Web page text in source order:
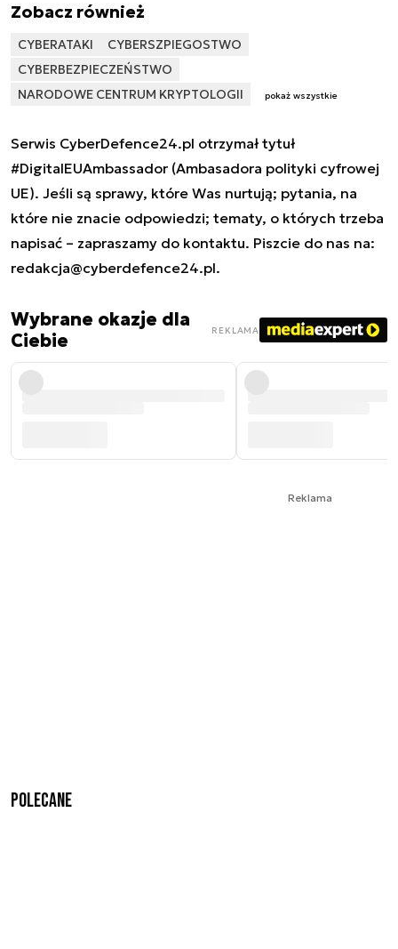
Zobacz również
CYBERATAKI
CYBERSZPIEGOSTWO
CYBERBEZPIECZEŃSTWO
NARODOWE CENTRUM KRYPTOLOGII
pokaż wszystkie
Serwis CyberDefence24.pl otrzymał tytuł
#DigitalEUAmbassador (Ambasadora polityki cyfrowej
UE). Jeśli są sprawy, które Was nurtują; pytania, na
które nie znacie odpowiedzi; tematy, o których trzeba
napisać – zapraszamy do kontaktu. Piszcie do nas na:
redakcja@cyberdefence24.pl.
Wybrane okazje dla
Ciebie
REKLAMA
Reklama
Polecane